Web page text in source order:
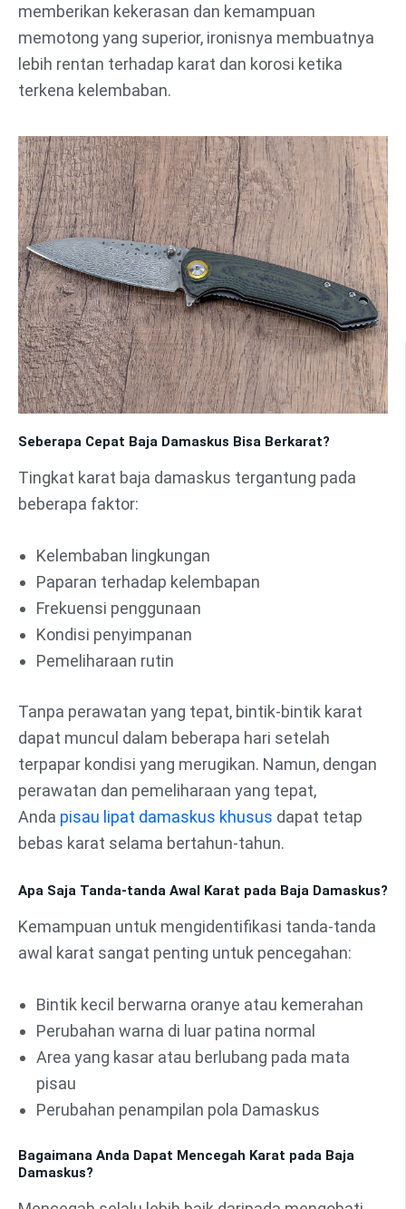
memberikan kekerasan dan kemampuan
memotong yang superior, ironisnya membuatnya
lebih rentan terhadap karat dan korosi ketika
terkena kelembaban.
Seberapa Cepat Baja Damaskus Bisa Berkarat?
Tingkat karat baja damaskus tergantung pada
beberapa faktor:
Kelembaban lingkungan
Paparan terhadap kelembapan
Frekuensi penggunaan
Kondisi penyimpanan
Pemeliharaan rutin
Tanpa perawatan yang tepat, bintik-bintik karat
dapat muncul dalam beberapa hari setelah
terpapar kondisi yang merugikan. Namun, dengan
perawatan dan pemeliharaan yang tepat,
Anda pisau lipat damaskus khusus dapat tetap
bebas karat selama bertahun-tahun.
Apa Saja Tanda-tanda Awal Karat pada Baja Damaskus?
Kemampuan untuk mengidentifikasi tanda-tanda
awal karat sangat penting untuk pencegahan:
Bintik kecil berwarna oranye atau kemerahan
Perubahan warna di luar patina normal
Area yang kasar atau berlubang pada mata
pisau
Perubahan penampilan pola Damaskus
Bagaimana Anda Dapat Mencegah Karat pada Baja
Damaskus?